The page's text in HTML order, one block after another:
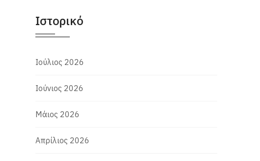
Ιστορικό
Ιούλιος 2026
Ιούνιος 2026
Μάιος 2026
Απρίλιος 2026